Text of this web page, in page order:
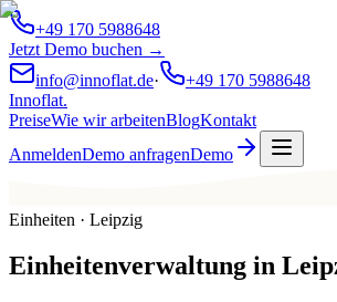
+49 170 5988648
Jetzt Demo buchen →
info@innoflat.de·
+49 170 5988648
Innoflat.
PreiseWie wir arbeitenBlogKontakt
AnmeldenDemo anfragenDemo
Einheiten · Leipzig
Einheitenverwaltung in